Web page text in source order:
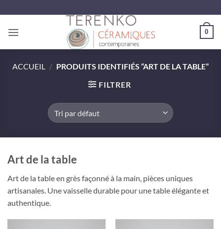
au
contenu
0
ACCUEIL / PRODUITS IDENTIFIÉS “ART DE LA TABLE”
FILTRER
Art de la table
Art de la table en grès façonné à la main, pièces uniques
artisanales. Une vaisselle durable pour une table élégante et
authentique.